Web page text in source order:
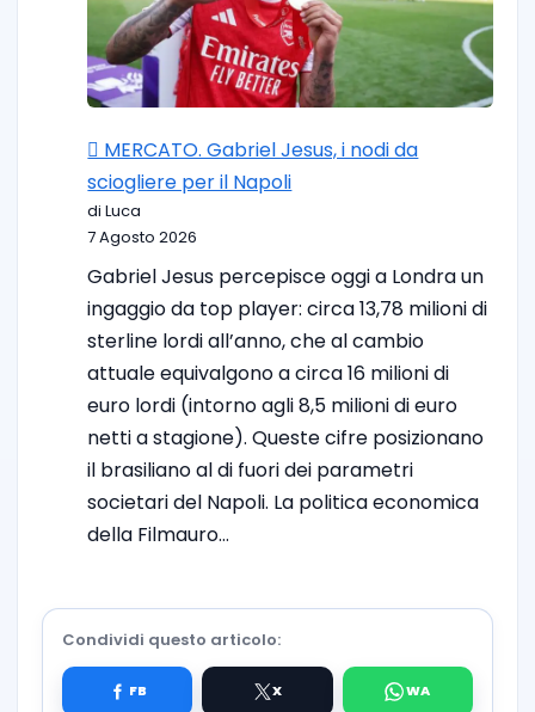
🪎 MERCATO. Gabriel Jesus, i nodi da
sciogliere per il Napoli
di Luca
7 Agosto 2026
Gabriel Jesus percepisce oggi a Londra un
ingaggio da top player: circa 13,78 milioni di
sterline lordi all’anno, che al cambio
attuale equivalgono a circa 16 milioni di
euro lordi (intorno agli 8,5 milioni di euro
netti a stagione). Queste cifre posizionano
il brasiliano al di fuori dei parametri
societari del Napoli. La politica economica
della Filmauro…
Condividi questo articolo: